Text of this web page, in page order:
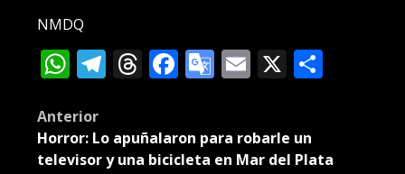
NMDQ
WhatsApp
Telegram
Threads
Facebook
Google
Translate
Email
X
Post
navigation
Anterior
Horror: Lo apuñalaron para robarle un
televisor y una bicicleta en Mar del Plata